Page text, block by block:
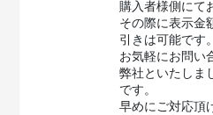
購入者様側にて
その際に表示金
引きは可能です。
お気軽にお問い
弊社といたしま
です。
早めにご対応頂